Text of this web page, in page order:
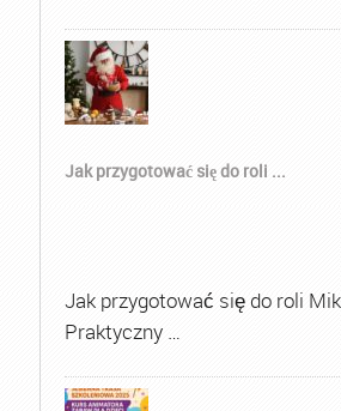
Jak przygotować się do roli ...
Jak przygotować się do roli
Praktyczny …